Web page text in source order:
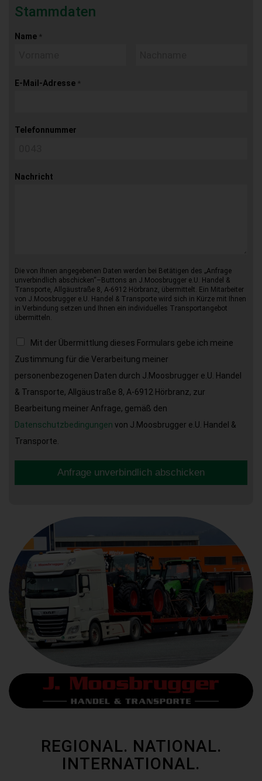
Stammdaten
Name *
E-Mail-Adresse *
Telefonnummer
Nachricht
Die von Ihnen angegebenen Daten werden bei Betätigen des „Anfrage
unverbindlich abschicken“–Buttons an J.Moosbrugger e.U. Handel &
Transporte, Allgäustraße 8, A-6912 Hörbranz, übermittelt. Ein Mitarbeiter
von J.Moosbrugger e.U. Handel & Transporte wird sich in Kürze mit Ihnen
in Verbindung setzen und Ihnen ein individuelles Transportangebot
übermitteln.
Mit der Übermittlung dieses Formulars gebe ich meine
Zustimmung für die Verarbeitung meiner
personenbezogenen Daten durch J.Moosbrugger e.U. Handel
& Transporte, Allgäustraße 8, A-6912 Hörbranz, zur
Bearbeitung meiner Anfrage, gemäß den
Datenschutzbedingungen von J.Moosbrugger e.U. Handel &
Transporte.
Anfrage unverbindlich abschicken
REGIONAL. NATIONAL.
INTERNATIONAL.